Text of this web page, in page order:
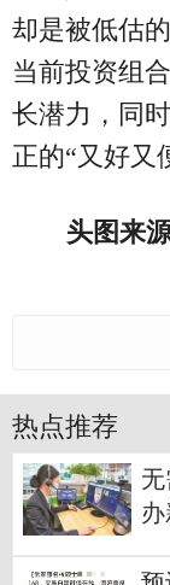
却是被低估
当前投资组
长潜力，同
正的“又好又
头图来
热点推荐